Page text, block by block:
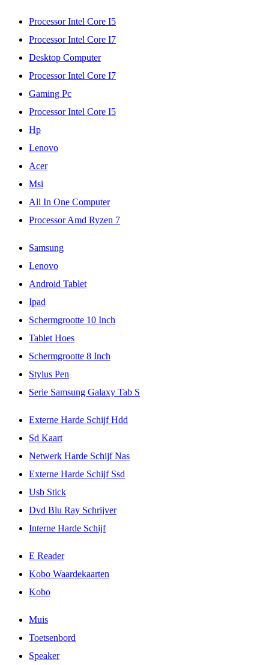
Processor Intel Core I5
Processor Intel Core I7
Desktop Computer
Processor Intel Core I7
Gaming Pc
Processor Intel Core I5
Hp
Lenovo
Acer
Msi
All In One Computer
Processor Amd Ryzen 7
Samsung
Lenovo
Android Tablet
Ipad
Schermgrootte 10 Inch
Tablet Hoes
Schermgrootte 8 Inch
Stylus Pen
Serie Samsung Galaxy Tab S
Externe Harde Schijf Hdd
Sd Kaart
Netwerk Harde Schijf Nas
Externe Harde Schijf Ssd
Usb Stick
Dvd Blu Ray Schrijver
Interne Harde Schijf
E Reader
Kobo Waardekaarten
Kobo
Muis
Toetsenbord
Speaker